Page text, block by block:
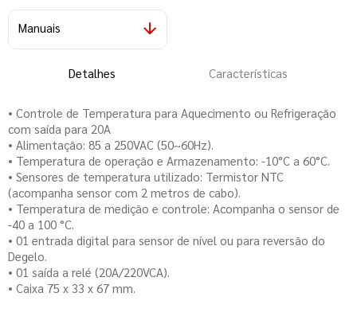
Detalhes Características
Manuais
• Controle de Temperatura para Aquecimento ou Refrigeração
com saída para 20A
• Alimentação: 85 a 250VAC (50~60Hz).
• Temperatura de operação e Armazenamento: -10°C a 60°C.
• Sensores de temperatura utilizado: Termistor NTC
(acompanha sensor com 2 metros de cabo).
• Temperatura de medição e controle: Acompanha o sensor de
-40 a 100 °C.
• 01 entrada digital para sensor de nível ou para reversão do
Degelo.
• 01 saída a relé (20A/220VCA).
• Caixa 75 x 33 x 67 mm.